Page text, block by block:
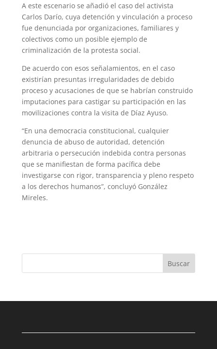
A este escenario se añadió el caso del activista
Carlos Darío, cuya detención y vinculación a proceso
fue denunciada por organizaciones, familiares y
colectivos como un posible ejemplo de
criminalización de la protesta social.
De acuerdo con esos señalamientos, en el caso
existirían presuntas irregularidades de debido
proceso y acusaciones de que se habrían construido
imputaciones para castigar su participación en las
movilizaciones contra la visita de Díaz Ayuso.
“En una democracia constitucional, cualquier
denuncia de abuso de autoridad, detención
arbitraria o persecución indebida contra personas
que se manifiestan de forma pacífica debe
investigarse con rigor, transparencia y pleno respeto
a los derechos humanos”, concluyó González
Mireles.
Buscar